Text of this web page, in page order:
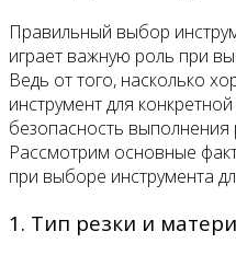
Правильный выбор
играет важную роль при
Ведь от того, насколько
инструмент для
безопасность выполнения
Рассмотрим основные
при выборе инструмента
1. Тип резки и